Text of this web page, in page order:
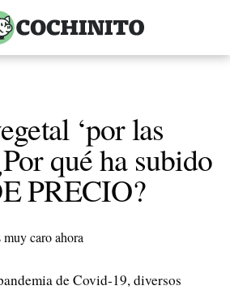
‘por las
qué ha subido
PRECIO?
de Covid-19, diversos